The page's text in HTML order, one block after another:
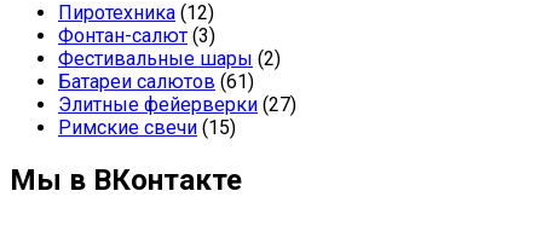
Пиротехника (12)
Фонтан-салют (3)
Фестивальные шары (2)
Батареи салютов (61)
Элитные фейерверки (27)
Римские свечи (15)
Мы в ВКонтакте